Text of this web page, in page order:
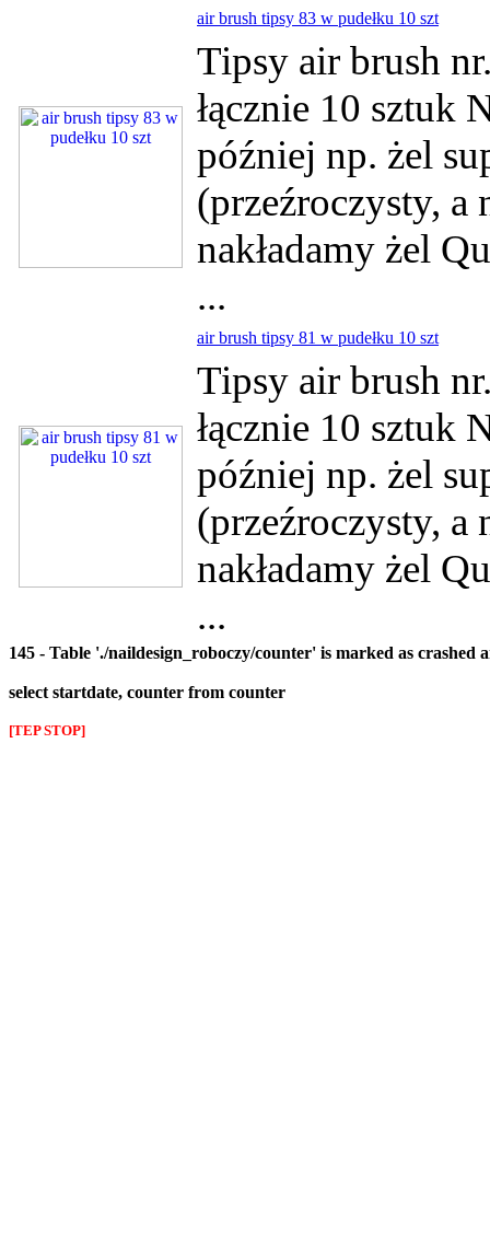
air brush tipsy 83 w pudełku 10 szt
Tipsy air brush
łącznie 10 sztuk
później np. żel
(przeźroczysty, a
nakładamy żel
...
air brush tipsy 81 w pudełku 10 szt
Tipsy air brush
łącznie 10 sztuk
później np. żel
(przeźroczysty, a
nakładamy żel
...
145 - Table './naildesign_roboczy/counter' is marked as crashed
select startdate, counter from counter
[TEP STOP]